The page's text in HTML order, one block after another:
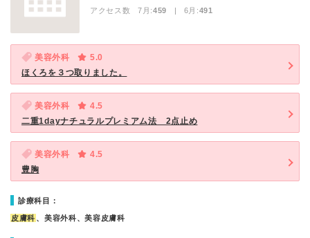
アクセス数 7月:459 | 6月:491
美容外科
5.0
ほくろを３つ取りました。
美容外科
4.5
二重1dayナチュラルプレミアム法 2点止め
美容外科
4.5
豊胸
診療科目：
皮膚科 、美容外科、美容皮膚科